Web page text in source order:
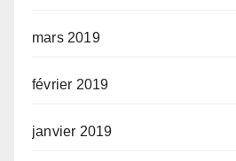
mars 2019
février 2019
janvier 2019